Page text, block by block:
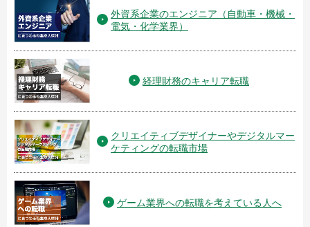
外資系企業のエンジニア（自動車・機械・
電気・化学業界）
経理財務のキャリア転職
クリエイティブデザイナーやデジタルマー
ケティングの転職市場
ゲーム業界への転職を考えている人へ